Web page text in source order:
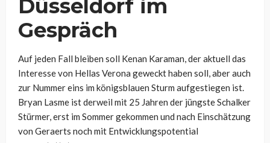
Düsseldorf im
Gespräch
Auf jeden Fall bleiben soll Kenan Karaman, der aktuell das
Interesse von Hellas Verona geweckt haben soll, aber auch
zur Nummer eins im königsblauen Sturm aufgestiegen ist.
Bryan Lasme ist derweil mit 25 Jahren der jüngste Schalker
Stürmer, erst im Sommer gekommen und nach Einschätzung
von Geraerts noch mit Entwicklungspotential